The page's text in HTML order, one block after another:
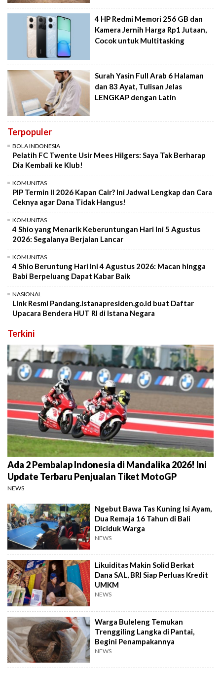
4 HP Redmi Memori 256 GB dan
Kamera Jernih Harga Rp1 Jutaan,
Cocok untuk Multitasking
Surah Yasin Full Arab 6 Halaman
dan 83 Ayat, Tulisan Jelas
LENGKAP dengan Latin
Terpopuler
BOLA INDONESIA
Pelatih FC Twente Usir Mees Hilgers: Saya Tak Berharap
Dia Kembali ke Klub!
KOMUNITAS
PIP Termin II 2026 Kapan Cair? Ini Jadwal Lengkap dan Cara
Ceknya agar Dana Tidak Hangus!
KOMUNITAS
4 Shio yang Menarik Keberuntungan Hari Ini 5 Agustus
2026: Segalanya Berjalan Lancar
KOMUNITAS
4 Shio Beruntung Hari Ini 4 Agustus 2026: Macan hingga
Babi Berpeluang Dapat Kabar Baik
NASIONAL
Link Resmi Pandang.istanapresiden.go.id buat Daftar
Upacara Bendera HUT RI di Istana Negara
Terkini
Ada 2 Pembalap Indonesia di Mandalika 2026! Ini
Update Terbaru Penjualan Tiket MotoGP
NEWS
Ngebut Bawa Tas Kuning Isi Ayam,
Dua Remaja 16 Tahun di Bali
Diciduk Warga
NEWS
Likuiditas Makin Solid Berkat
Dana SAL, BRI Siap Perluas Kredit
UMKM
NEWS
Warga Buleleng Temukan
Trenggiling Langka di Pantai,
Begini Penampakannya
NEWS